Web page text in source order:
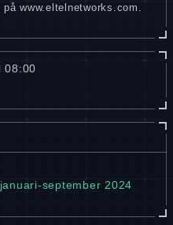
www.eltelnetworks.com.
08:00
september 2024